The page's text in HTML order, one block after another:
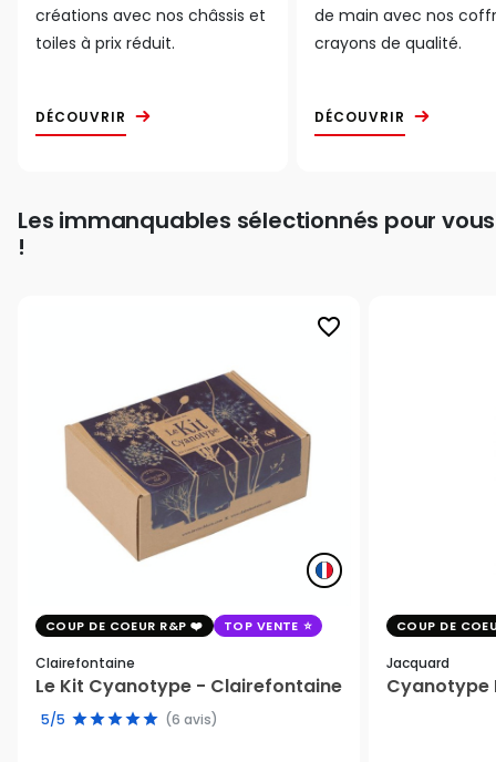
créations avec nos châssis et
toiles à prix réduit.
DÉCOUVRIR
de main avec nos
crayons de qualité.
DÉCOUVRIR
Les immanquables sélectionnés pour vous
!
favorite_border
COUP DE COEUR R&P TOP VENTE
Clairefontaine
Le Kit Cyanotype - Clairefontaine
5/5 (6 avis)
COUP DE
Jacquard
Cyanotype